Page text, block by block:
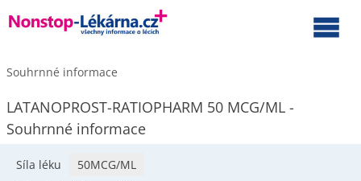
Souhrnné informace
LATANOPROST-RATIOPHARM 50 MCG/ML -
Souhrnné informace
Síla léku
50MCG/ML